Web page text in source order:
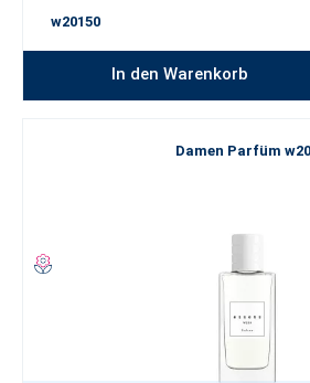
w20150
In den Warenkorb
Damen Parfüm